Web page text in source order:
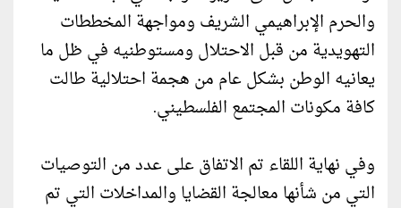
والحرم الإبراهيمي الشريف ومواجهة المخططات
التهويدية من قبل الاحتلال ومستوطنيه في ظل ما
يعانيه الوطن بشكل عام من هجمة احتلالية طالت
كافة مكونات المجتمع الفلسطيني.
وفي نهاية اللقاء تم الاتفاق على عدد من التوصيات
التي من شأنها معالجة القضايا والمداخلات التي تم